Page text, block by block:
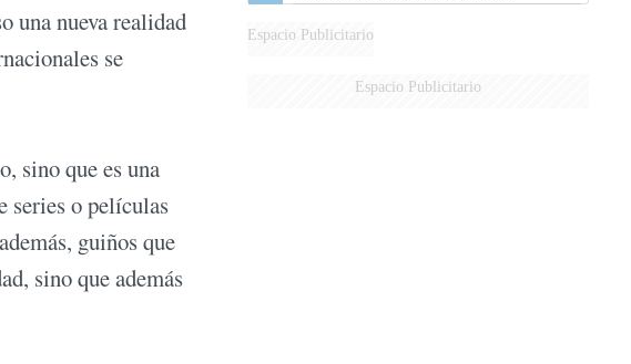
una nueva realidad
se
sino que es una
series o películas
guiños que
sino que además
DIGITAL
Espacio Publicitario
Espacio Publicitario